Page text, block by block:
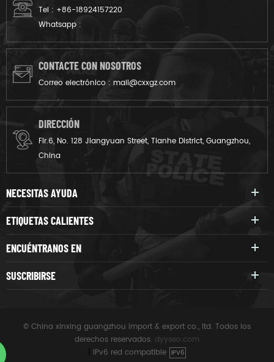
Tel : +86-18924157220
Whatsapp :
CONTACTE CON NOSOTROS
Correo electrónico : mail@cxxgz.com
DIRECCIÓN
Flr.6, No. 128 Jiangyuan Street, Tianhe District, Guangzhou,
China
NECESITAS AYUDA
ETIQUETAS CALIENTES
ENCUÉNTRANOS EN
SUSCRIBIRSE
© China xinxing guangzhou import & export co., ltd. Todos los
derechos reservados. dyyseo.com
IPv6 red compatible IPV6